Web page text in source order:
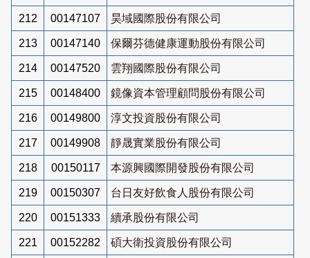
212 00147107 昊域國際股份有限公司
213 00147140 保爾芬德健康運動股份有限公司
214 00147520 雲翔國際股份有限公司
215 00148400 鏡像資本管理顧問股份有限公司
216 00149800 淳文投資股份有限公司
217 00149908 靜晟實業股份有限公司
218 00150117 本源興國際開發股份有限公司
219 00150307 台日友好飲食人股份有限公司
220 00151333 續承股份有限公司
221 00152282 碩大衛投資股份有限公司